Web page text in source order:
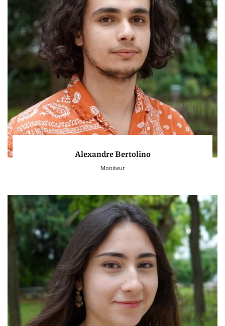
Alexandre Bertolino
Moniteur